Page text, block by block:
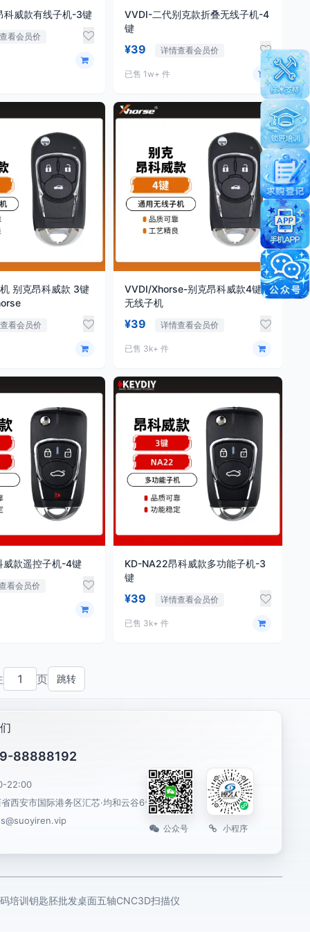
科威款有线子机-3键
看会员价
VVDI-二代别克款折叠无线子机-4
键
¥39 详情查看会员价
已售 1w+ 件
别克昂科威款 3键
看会员价
VVDI/Xhorse-别克昂科威款4键
无线子机
¥39 详情查看会员价
已售 3k+ 件
款遥控子机-4键
看会员价
KD-NA22昂科威款多功能子机-3
键
¥39 详情查看会员价
已售 3k+ 件
页 跳转
88888192
22:00
西安市国际港务区汇芯·均和云谷6号楼
公众号 小程序
培训钥匙胚批发桌面五轴CNC3D扫描仪